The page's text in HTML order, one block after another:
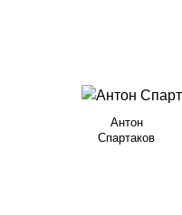
Антон
Спартаков